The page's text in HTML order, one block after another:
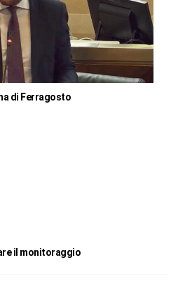
di Ferragosto
il monitoraggio